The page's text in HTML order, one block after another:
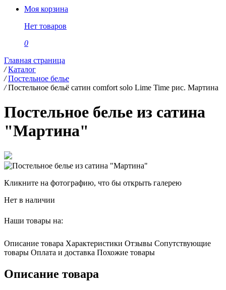
Моя корзина
Нет товаров
0
Главная страница
/ Каталог
/ Постельное белье
/ Постельное бельё сатин comfort solo Lime Time рис. Мартина
Постельное белье из сатина
"Мартина"
Кликните на фотографию, что бы открыть галерею
Нет в наличии
Наши товары на:
Описание товара Характеристики Отзывы Сопутствующие
товары Оплата и доставка Похожие товары
Описание товара